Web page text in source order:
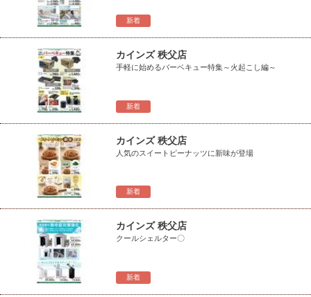
新着
新着
カインズ 秩父店
手軽に始めるバーベキュー特集～火起こし編～
新着
カインズ 秩父店
人気のスイートピーナッツに新味が登場
新着
カインズ 秩父店
クールシェルター〇